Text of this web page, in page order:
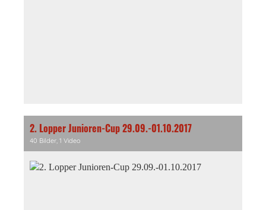
2. Lopper Junioren-Cup 29.09.-01.10.2017
40 Bilder, 1 Video